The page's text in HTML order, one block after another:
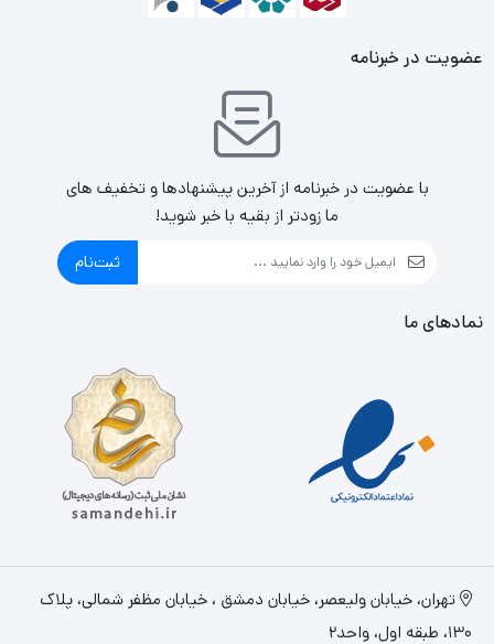
مناسب برای مکالمه , گیمینگ , ورزش , کاربری عمومیعضویت در خبرنامه
با عضویت در خبرنامه از آخرین پیشنهادها و تخفیف های
ما زودتر از بقیه با خبر شوید!
ثبت‌نام
نمادهای ما
تهران، خيابان وليعصر، خیابان دمشق ، خیابان مظفر شمالی، پلاک
130، طبقه اول، واحد2